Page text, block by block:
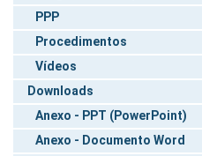
PPP
Procedimentos
Vídeos
Downloads
Anexo - PPT (PowerPoint)
Anexo - Documento Word